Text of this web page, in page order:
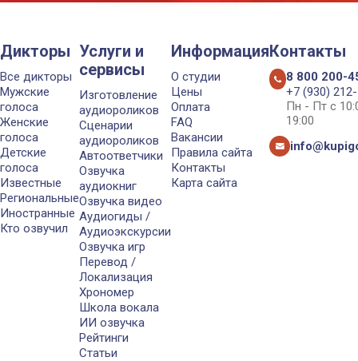
Дикторы
Все дикторы
Мужские
голоса
Женские
голоса
Детские
голоса
Известные
Региональные
Иностранные
Кто озвучил
Услуги и
сервисы
Изготовление
аудиороликов
Сценарии
аудиороликов
Автоответчики
Озвучка
аудиокниг
Озвучка видео
Аудиогиды /
Аудиоэкскурсии
Озвучка игр
Перевод /
Локализация
Хрономер
Школа вокала
ИИ озвучка
Рейтинги
Статьи
Информация
О студии
Цены
Оплата
FAQ
Вакансии
Правила сайта
Контакты
Карта сайта
Контакты
8 800 200-
+7 (930)
Пн - Пт с
19:00